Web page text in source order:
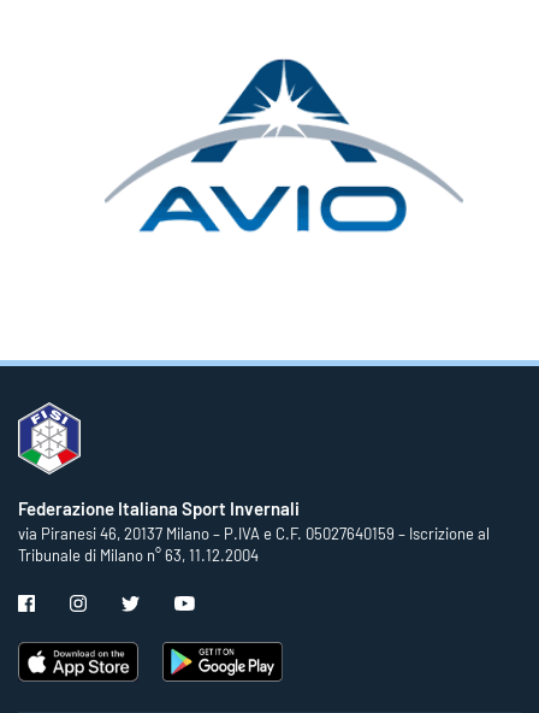
Federazione Italiana Sport Invernali
via Piranesi 46, 20137 Milano – P.IVA e C.F. 05027640159 – Iscrizione al
Tribunale di Milano n° 63, 11.12.2004